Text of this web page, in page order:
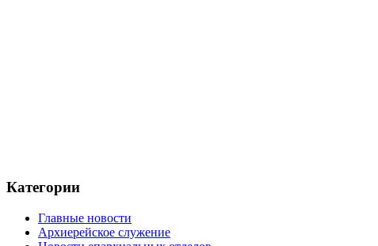
Категории
Главные новости
Архиерейское служение